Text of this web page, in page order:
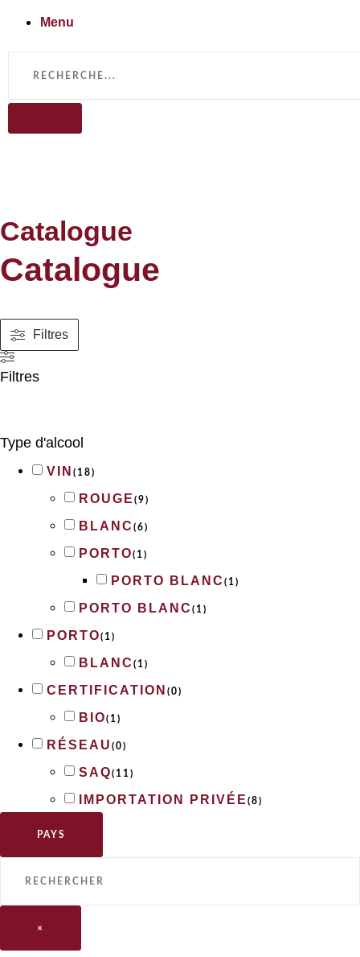
Menu
Catalogue
Catalogue
Filtres
Filtres
Type d'alcool
VIN ( 18)
ROUGE (9)
BLANC (6)
PORTO( 1 )
PORTO BLANC ( 1 )
PORTO BLANC ( 1 )
PORTO( 1 )
BLANC ( 1 )
CERTIFICATION (0)
BIO( 1 )
RÉSEAU (0)
SAQ( 11 )
IMPORTATION PRIVÉE (8)
PAYS
×